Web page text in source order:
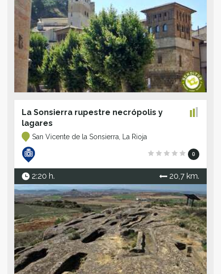
La Sonsierra rupestre necrópolis y
lagares
San Vicente de la Sonsierra, La Rioja
0
2:20 h. 20,7 km.